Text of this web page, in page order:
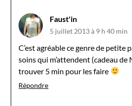
Faust'in
5 juillet 2013 à 9 h 40 min
C’est agréable ce genre de petite
soins qui m’attendent (cadeau de
trouver 5 min pour les faire
Répondre